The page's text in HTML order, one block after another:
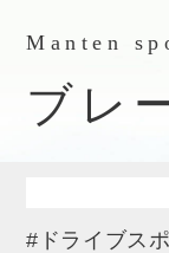
Manten
ブレ
#ドライブス